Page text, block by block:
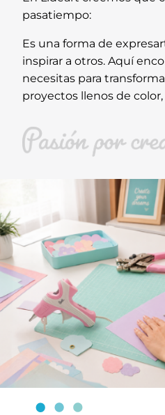
pasatiempo:
Es una forma de
inspirar a otros. Aquí
necesitas para
proyectos llenos de